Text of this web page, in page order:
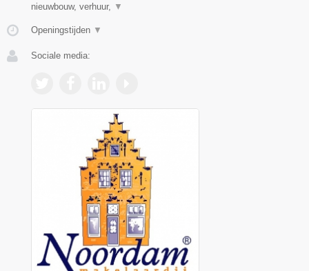
nieuwbouw, verhuur, ▼
Openingstijden ▼
Sociale media: